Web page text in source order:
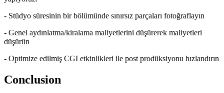
- Stüdyo süresinin bir bölümünde sınırsız parçaları fotoğraflayın
- Genel aydınlatma/kiralama maliyetlerini düşürerek maliyetleri
düşürün
- Optimize edilmiş CGI etkinlikleri ile post prodüksiyonu hızlandırın
Conclusion